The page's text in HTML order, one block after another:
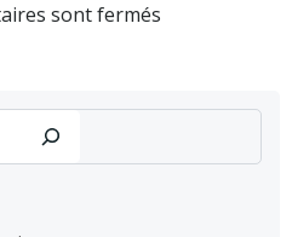
sont fermés